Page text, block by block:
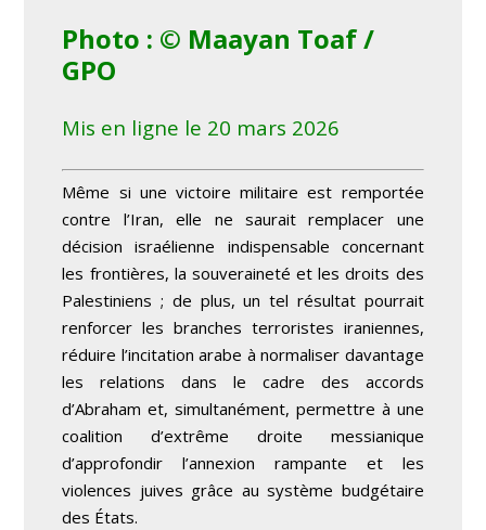
Photo : © Maayan Toaf /
GPO
Mis en ligne le 20 mars 2026
Même si une victoire militaire est remportée
contre l’Iran, elle ne saurait remplacer une
décision israélienne indispensable concernant
les frontières, la souveraineté et les droits des
Palestiniens ; de plus, un tel résultat pourrait
renforcer les branches terroristes iraniennes,
réduire l’incitation arabe à normaliser davantage
les relations dans le cadre des accords
d’Abraham et, simultanément, permettre à une
coalition d’extrême droite messianique
d’approfondir l’annexion rampante et les
violences juives grâce au système budgétaire
des États.